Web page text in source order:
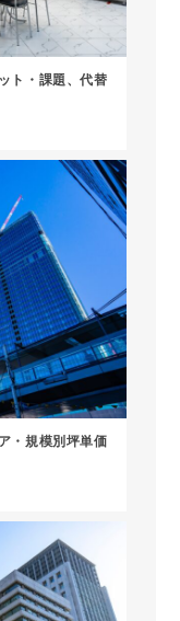
ト・課題、代替
・規模別坪単価